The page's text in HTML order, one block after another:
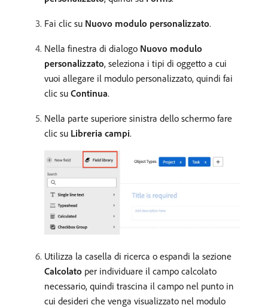
Fai clic su Nuovo modulo personalizzato.
Nella finestra di dialogo Nuovo modulo
personalizzato, seleziona i tipi di oggetto a cui
vuoi allegare il modulo personalizzato, quindi fai
clic su Continua.
Nella parte superiore sinistra dello schermo fare
clic su Libreria campi.
Utilizza la casella di ricerca o espandi la sezione
Calcolato per individuare il campo calcolato
necessario, quindi trascina il campo nel punto in
cui desideri che venga visualizzato nel modulo